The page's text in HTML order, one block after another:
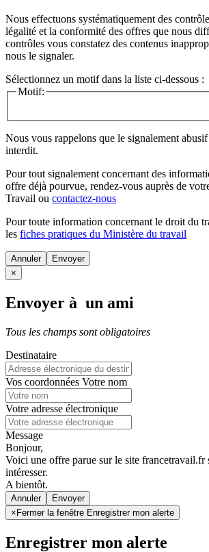
Nous effectuons systématiquement des
légalité et la conformité des offres que nous
contrôles vous constatez des contenus
nous le signaler.
Sélectionnez un motif dans la liste ci-dessous :
Motif:
Nous vous rappelons que le signalement
interdit.
Pour tout signalement concernant des
offre déjà pourvue, rendez-vous auprès de
Travail ou contactez-nous
Pour toute information concernant le droit du
les fiches pratiques du Ministère du travail
Annuler
×
Envoyer à un ami
Tous les champs sont obligatoires
Destinataire
Vos coordonnées Votre nom
Votre adresse électronique
Message
Bonjour,
Voici une offre parue sur le site francetravail.fr
intéresser.
A bientôt.
Annuler
×Fermer la fenêtre Enregistrer mon alerte
Enregistrer mon alerte